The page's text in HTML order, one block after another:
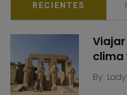
RECIENTES
By